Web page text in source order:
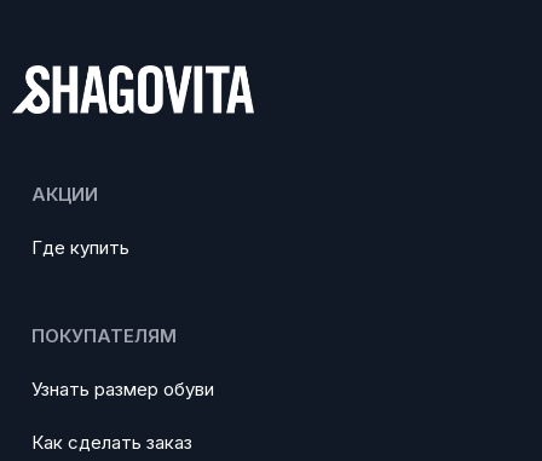
АКЦИИ
Где купить
ПОКУПАТЕЛЯМ
Узнать размер обуви
Как сделать заказ